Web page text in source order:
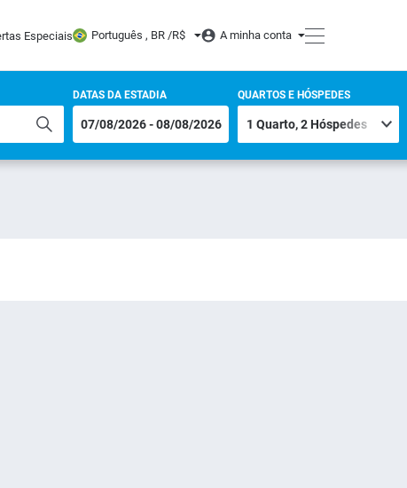
Especiais Português , BR /R$ A minha conta
DATAS DA ESTADIA QUARTOS E HÓSPEDES